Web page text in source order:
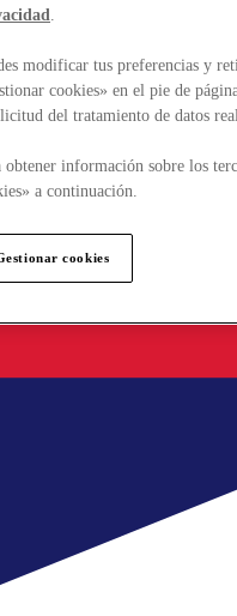
.
modificar tus preferencias y
cookies» en el pie de
del tratamiento de datos
obtener información sobre los
a continuación.
cookies